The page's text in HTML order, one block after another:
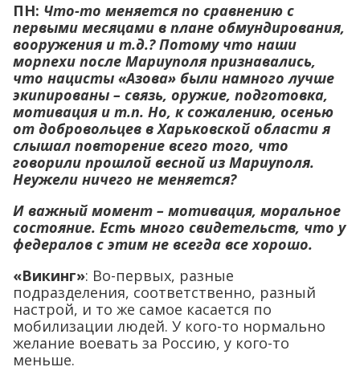
ПН: Что-то меняется по сравнению с
первыми месяцами в плане обмундирования,
вооружения и т.д.? Потому что наши
морпехи после Мариуполя признавались,
что нацисты «Азова» были намного лучше
экипированы – связь, оружие, подготовка,
мотивация и т.п. Но, к сожалению, осенью
от добровольцев в Харьковской области я
слышал повторение всего того, что
говорили прошлой весной из Мариуполя.
Неужели ничего не меняется?
И важный момент – мотивация, моральное
состояние. Есть много свидетельств, что у
федералов с этим не всегда все хорошо.
«Викинг»: Во-первых, разные
подразделения, соответственно, разный
настрой, и то же самое касается по
мобилизации людей. У кого-то нормально
желание воевать за Россию, у кого-то
меньше.